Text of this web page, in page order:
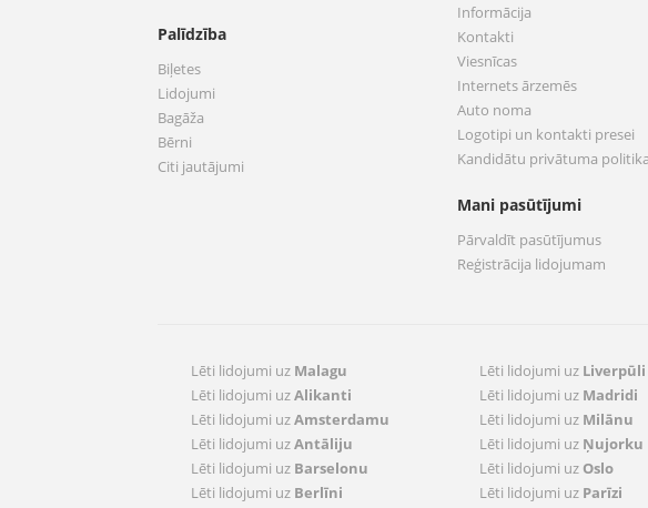
Palīdzība
Biļetes
Lidojumi
Bagāža
Bērni
Citi jautājumi
Informācija
Kontakti
Viesnīcas
Internets ārzemēs
Auto noma
Logotipi un kontakti presei
Kandidātu privātuma politika
Mani pasūtījumi
Pārvaldīt pasūtījumus
Reģistrācija lidojumam
Lēti lidojumi uz Malagu
Lēti lidojumi uzAlikanti
Lēti lidojumi uzAmsterdamu
Lēti lidojumi uzAntāliju
Lēti lidojumi uz Barselonu
Lēti lidojumi uz Berlīni
Lēti lidojumi uz Liverpūli
Lēti lidojumi uz Madridi
Lēti lidojumi uz Milānu
Lēti lidojumi uz Ņujorku
Lēti lidojumi uz Oslo
Lēti lidojumi uz Parīzi